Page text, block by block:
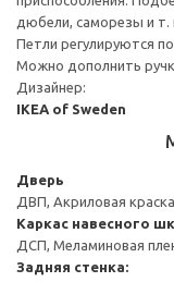
дюбели, саморезы и т.
Петли регулируются
Можно дополнить
Дизайнер:
IKEA of Sweden
Дверь
ДВП, Акриловая
Каркас навесного
ДСП, Меламиновая
Задняя стенка: